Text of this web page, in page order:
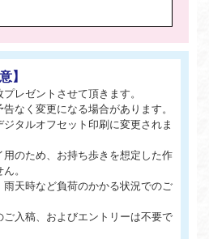
】
レゼントさせて頂きます。
なく変更になる場合があります。
タルオフセット印刷に変更されま
用のため、お持ち歩きを想定した作
。
天時など負荷のかかる状況でのご
ご入稿、およびエントリーは不要で